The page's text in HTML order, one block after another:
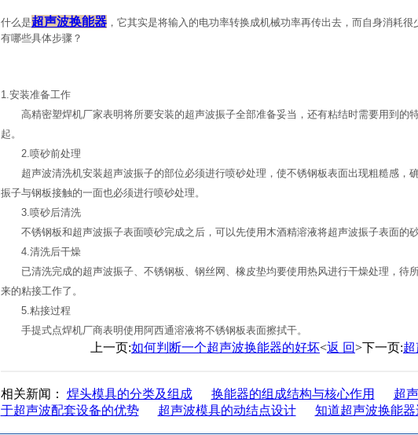
什么是超声波换能器，它其实是将输入的电功率转换成机械功率再传出去，而自身消耗
有哪些具体步骤？
1.安装准备工作
高精密塑焊机厂家表明将所要安装的超声波振子全部准备妥当，还有粘结时需要用到的
起。
2.喷砂前处理
超声波清洗机安装超声波振子的部位必须进行喷砂处理，使不锈钢板表面出现粗糙感，
振子与钢板接触的一面也必须进行喷砂处理。
3.喷砂后清洗
不锈钢板和超声波振子表面喷砂完成之后，可以先使用木酒精溶液将超声波振子表面的砂
4.清洗后干燥
已清洗完成的超声波振子、不锈钢板、钢丝网、橡皮垫均要使用热风进行干燥处理，待
来的粘接工作了。
5.粘接过程
手提式点焊机厂商表明使用阿西通溶液将不锈钢板表面擦拭干。
上一页:如何判断一个超声波换能器的好坏<返 回>下一页:
相关新闻： 焊头模具的分类及组成 换能器的组成结构与核心作用 超
于超声波配套设备的优势
超声波模具的动结点设计 知道超声波换能